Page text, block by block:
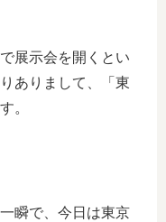
展示会を開くとい
ありまして、「東
。
瞬で、今日は東京